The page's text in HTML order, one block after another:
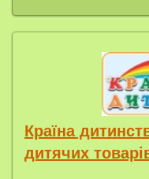
Країна
дитячих